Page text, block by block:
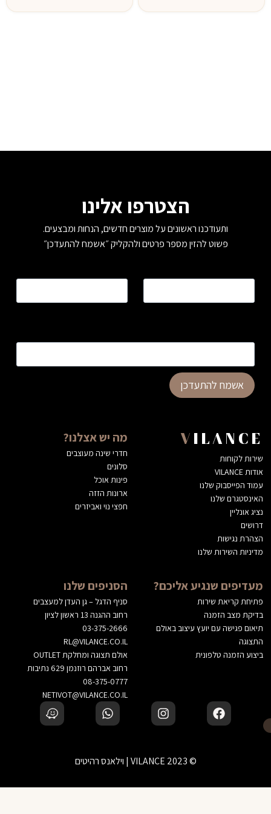
הצטרפו אלינו
ותעודכנו ראשונים על מוצרים חדשים, הנחות ומבצעים.
פשוט להזין מספר פרטים ולהקליק ״אשמח להתעדכן״
אשמח להתעדכן
VILANCE
שירות לקוחות
אודות VILANCE
עמוד הפייסבוק שלנו
האינסטגרם שלנו
נציג אונליין
דרושים
הצהרת נגישות
מדיניות השירות שלנו
מה יש אצלנו?
חדרי שינה מעוצבים
סלונים
פינות אוכל
ארונות הזזה
חפצי נוי ואביזרים
מעדיפים שנגיע אליכם?
פתיחת קריאת שירות
בדיקת מצב הזמנה
תיאום פגישה עם יועץ עיצוב באולם
התצוגה
ביצוע הזמנה טלפונית
הסניפים שלנו
סניף הדגל – גן העדן למעצבים
רחוב ההגנה 13 ראשון לציון
03-375-2666
RL@VILANCE.CO.IL
אולם תצוגה ומחלקת OUTLET
רחוב אברהם רוזנמן 629 נתיבות
08-375-0777
NETIVOT@VILANCE.CO.IL
© 2023 VILANCE | וילאנס רהיטים